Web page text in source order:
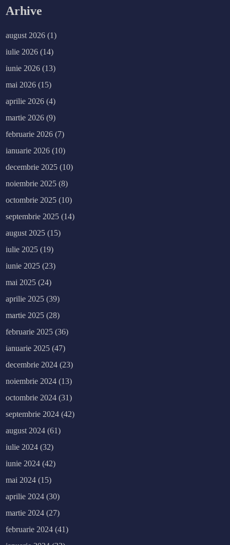
Arhive
august 2026 (1)
iulie 2026 (14)
iunie 2026 (13)
mai 2026 (15)
aprilie 2026 (4)
martie 2026 (9)
februarie 2026 (7)
ianuarie 2026 (10)
decembrie 2025 (10)
noiembrie 2025 (8)
octombrie 2025 (10)
septembrie 2025 (14)
august 2025 (15)
iulie 2025 (19)
iunie 2025 (23)
mai 2025 (24)
aprilie 2025 (39)
martie 2025 (28)
februarie 2025 (36)
ianuarie 2025 (47)
decembrie 2024 (23)
noiembrie 2024 (13)
octombrie 2024 (31)
septembrie 2024 (42)
august 2024 (61)
iulie 2024 (32)
iunie 2024 (42)
mai 2024 (15)
aprilie 2024 (30)
martie 2024 (27)
februarie 2024 (41)